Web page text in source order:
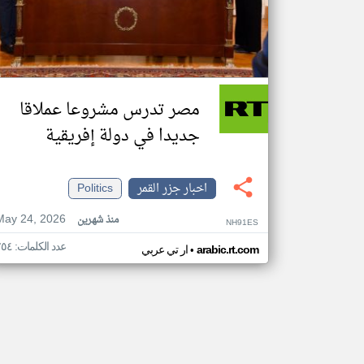
مصر تدرس مشروعا عملاقا
جديدا في دولة إفريقية
اخبار جزر القمر
Politics
24, 2026
منذ شهرين NH91ES
ار تي عربي• arabic.rt.com عدد الكلمات: ٢٥٤